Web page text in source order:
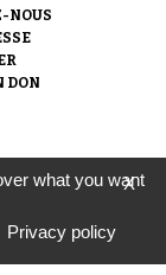
NOUS
DON
avec
X
what you want
Privacy policy